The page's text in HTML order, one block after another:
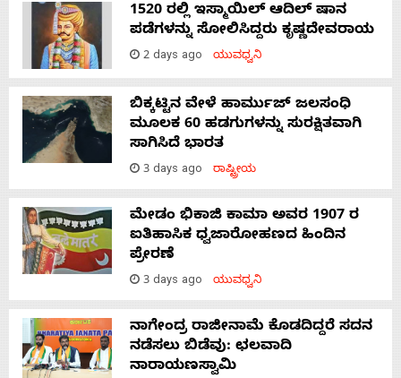
1520 ರಲ್ಲಿ ಇಸ್ಮಾಯಿಲ್ ಆದಿಲ್ ಷಾನ
ಪಡೆಗಳನ್ನು ಸೋಲಿಸಿದ್ದರು ಕೃಷ್ಣದೇವರಾಯ
2 days ago ಯುವಧ್ವನಿ
ಬಿಕ್ಕಟ್ಟಿನ ವೇಳೆ ಹಾರ್ಮುಜ್ ಜಲಸಂಧಿ
ಮೂಲಕ 60 ಹಡಗುಗಳನ್ನು ಸುರಕ್ಷಿತವಾಗಿ
ಸಾಗಿಸಿದೆ ಭಾರತ
3 days ago ರಾಷ್ಟ್ರೀಯ
ಮೇಡಂ ಭಿಕಾಜಿ ಕಾಮಾ ಅವರ 1907 ರ
ಐತಿಹಾಸಿಕ ಧ್ವಜಾರೋಹಣದ ಹಿಂದಿನ
ಪ್ರೇರಣೆ
3 days ago ಯುವಧ್ವನಿ
ನಾಗೇಂದ್ರ ರಾಜೀನಾಮೆ ಕೊಡದಿದ್ದರೆ ಸದನ
ನಡೆಸಲು ಬಿಡೆವು: ಛಲವಾದಿ
ನಾರಾಯಣಸ್ವಾಮಿ